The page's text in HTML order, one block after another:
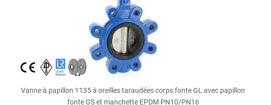
Aperçu rapide
Vanne à papillon 1135 à oreilles taraudées corps fonte GL avec papillon
fonte GS et manchette EPDM PN10/PN16